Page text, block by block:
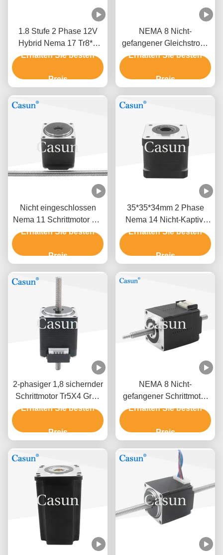
1.8 Stufe 2 Phase 12V
Hybrid Nema 17 Tr8*2
Nicht-gefangener
Körper
Erhalten Sie besten
Preis
NEMA 8 Nicht-
gefangener Gleichstrom-
Schrittmotor 38 mm
Schönheitsgeräte
Erhalten Sie besten
Preis
Nicht eingeschlossen
Nema 11 Schrittmotor 1,8
Grad 28*28*33mm 0,8A
Erhalten Sie besten
Preis
35*35*34mm 2 Phase
Nema 14 Nicht-Kaptiv-
Schrittmotor 1.5A für
Erhalten Sie besten
Preis
2-phasiger 1,8 sichernder
Schrittmotor Tr5X4 Grad
NEMA 11 nicht mit CER
Erhalten Sie besten
Preis
NEMA 8 Nicht-
gefangener Schrittmotor
für Bildungsroboter mit
Erhalten Sie besten
Preis